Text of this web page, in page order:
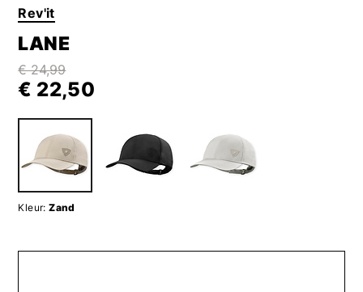
Rev'it
LANE
€ 24,99
€ 22,50
Kleur: Zand